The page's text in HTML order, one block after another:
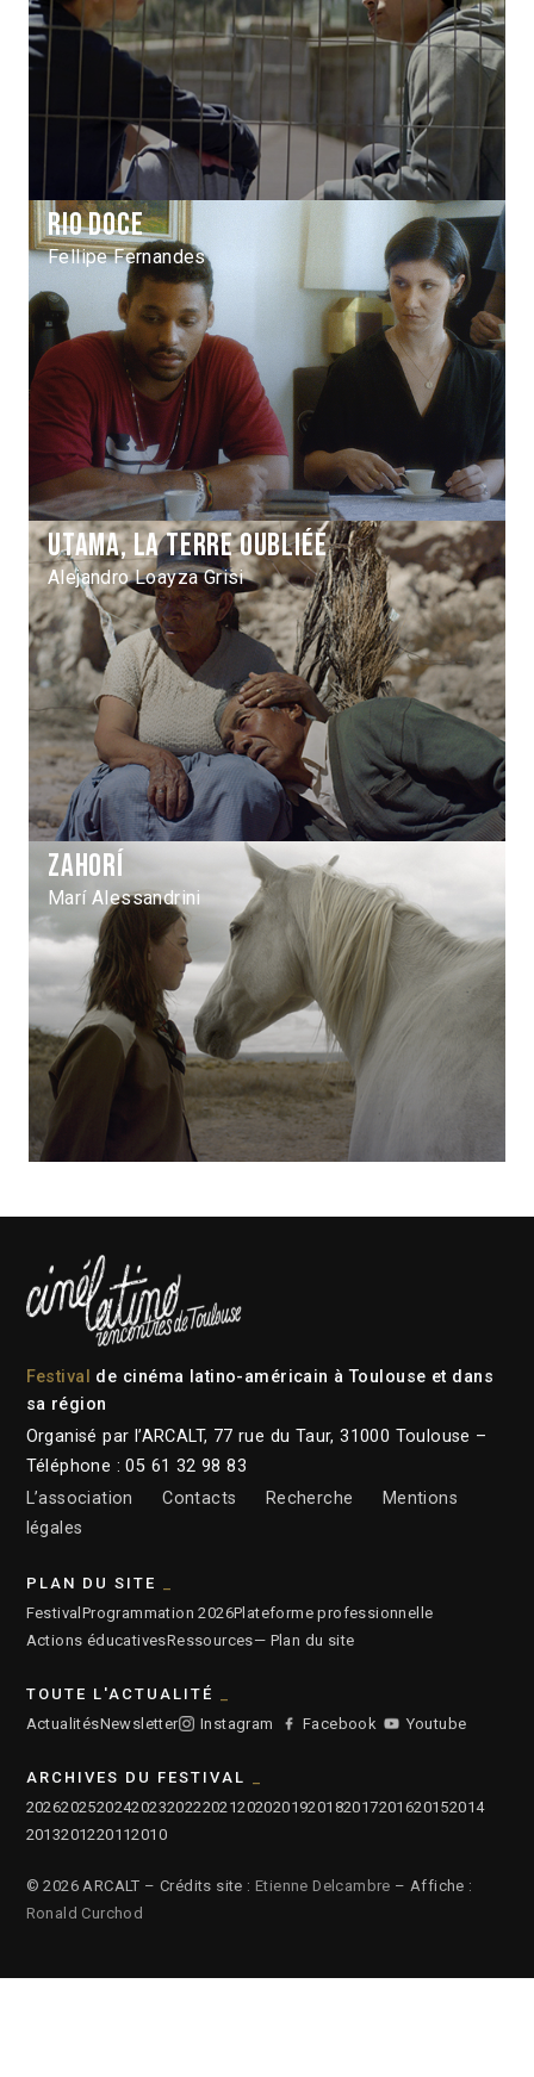
Rio doce
Fellipe Fernandes
Utama, la terre oubliée
Alejandro Loayza Grisi
Zahorí
Marí Alessandrini
Festival
de cinéma latino-américain à Toulouse et dans
sa région
Organisé par l’ARCALT, 77 rue du Taur, 31000 Toulouse –
Téléphone : 05 61 32 98 83
L’association
Contacts Recherche
Mentions
légales
PLAN DU SITE
Festival Programmation 2026Plateforme professionnelle
Actions éducativesRessources— Plan du site
TOUTE L'ACTUALITÉ
ActualitésNewsletter Instagram Facebook Youtube
ARCHIVES DU FESTIVAL
2026202520242023202220212020201920182017201620152014
2013201220112010
© 2026 ARCALT – Crédits site : Etienne Delcambre – Affiche :
Ronald Curchod